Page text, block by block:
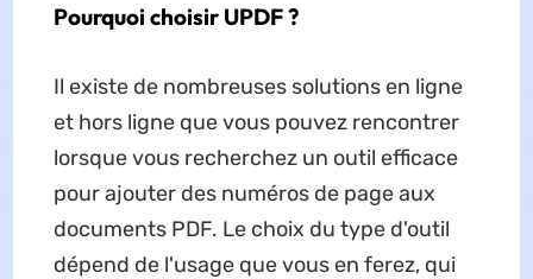
Pourquoi choisir UPDF ?
Il existe de nombreuses solutions en ligne
et hors ligne que vous pouvez rencontrer
lorsque vous recherchez un outil efficace
pour ajouter des numéros de page aux
documents PDF. Le choix du type d'outil
dépend de l'usage que vous en ferez, qui